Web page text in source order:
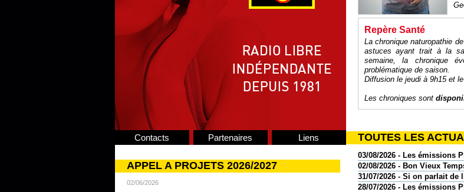
Contacts Partenaires Liens
APPEL A PROJETS 2026/2027
02/06/2026
Repère Santé
La chronique naturopathie
astuces ayant trait à la
semaine, la chronique
problématique de saison.
Diffusion le jeudi à 9h15 et
Les chroniques sont
TOUTES LES
03/08/2026 - Les émissions
02/08/2026 - Bon Vieux
31/07/2026 - Si on parlait de
28/07/2026 - Les émissions